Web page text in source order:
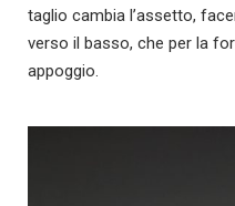
taglio cambia l’assetto,
verso il basso, che per la
appoggio.